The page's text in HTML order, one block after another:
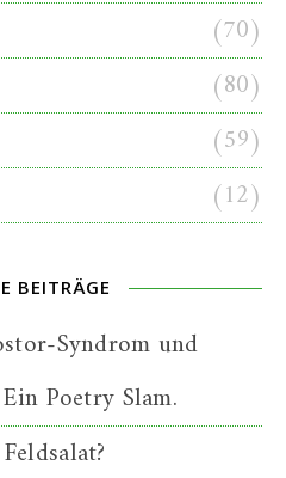
(70)
(80)
(59)
(12)
BEITRÄGE
Syndrom und
Poetry Slam.